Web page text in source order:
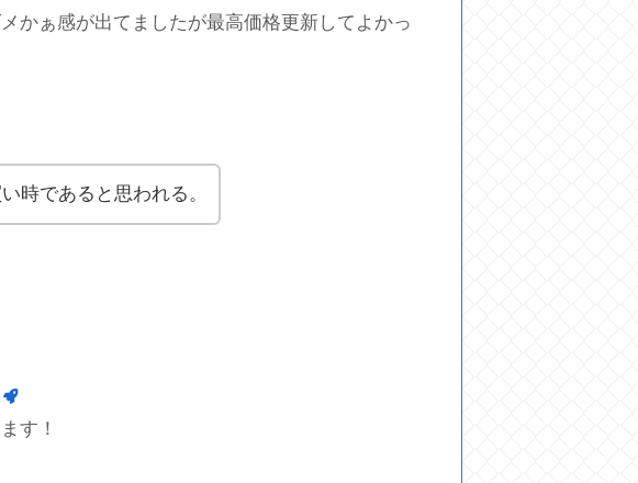
かぁ感が出てましたが最高価格更新してよかっ
時であると思われる。
す！